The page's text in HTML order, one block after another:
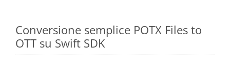
Conversione semplice POTX Files to
OTT su Swift SDK